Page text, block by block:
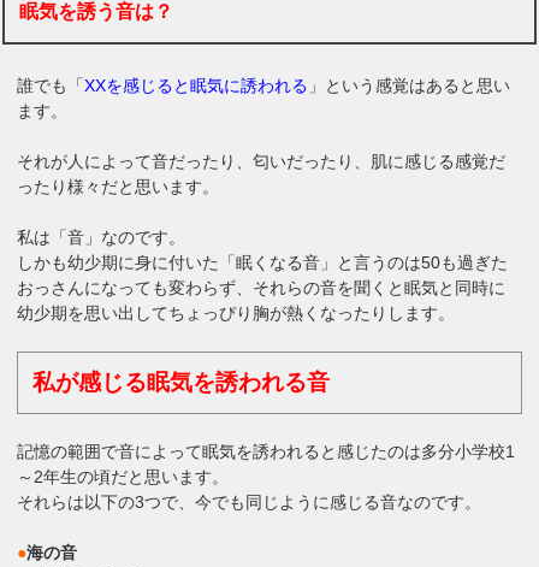
眠気を誘う音は？
誰でも「XXを感じると眠気に誘われる 」という感覚はあると思い
ます。
それが人によって音だったり、匂いだったり、肌に感じる感覚だ
ったり様々だと思います。
私は「音」なのです。
しかも幼少期に身に付いた「眠くなる音」と言うのは50も過ぎた
おっさんになっても変わらず、それらの音を聞くと眠気と同時に
幼少期を思い出してちょっぴり胸が熱くなったりします。
私が感じる眠気を誘われる音
記憶の範囲で音によって眠気を誘われると感じたのは多分小学校1
～2年生の頃だと思います。
それらは以下の3つで、今でも同じように感じる音なのです。
●海の音